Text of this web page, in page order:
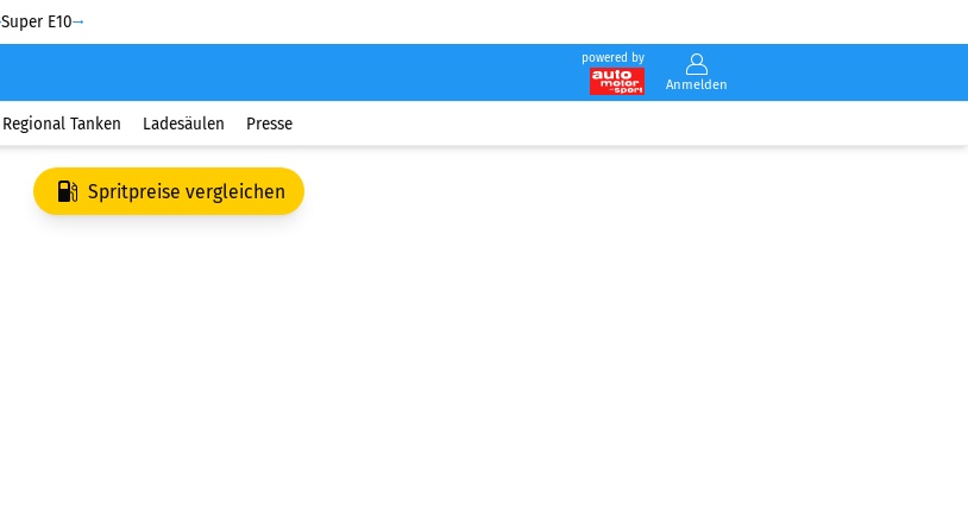
Super E10
powered by
Anmelden
Regional Tanken Ladesäulen Presse
Spritpreise vergleichen